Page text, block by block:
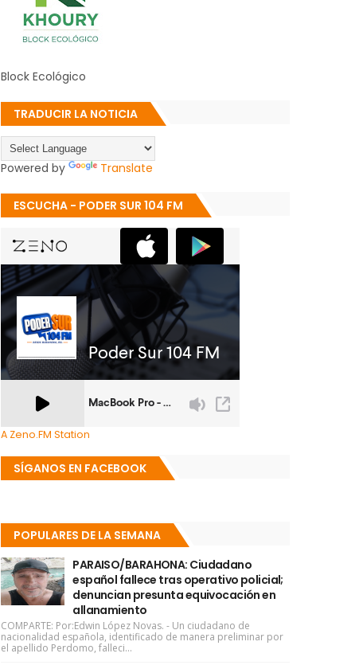
Block Ecológico
TRADUCIR LA NOTICIA
Powered by Translate
ESCUCHA - PODER SUR 104 FM
A Zeno.FM Station
SÍGANOS EN FACEBOOK
POPULARES DE LA SEMANA
PARAISO/BARAHONA: Ciudadano
español fallece tras operativo policial;
denuncian presunta equivocación en
allanamiento
COMPARTE: Por:Edwin López Novas. - Un ciudadano de
nacionalidad española, identificado de manera preliminar por
el apellido Perdomo, falleci...